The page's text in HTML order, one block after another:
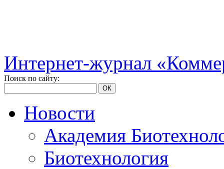
Интернет-журнал
Поиск по сайту:
ОК
Новости
Академия
Биотехнология